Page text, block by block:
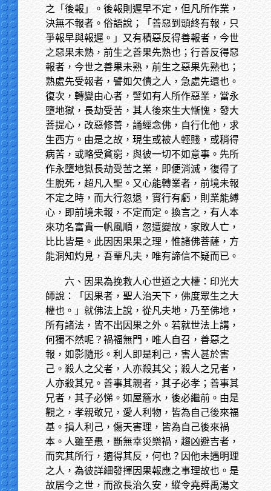
之「後報」。後報則遲早不定，但凡所作業，
決無不報者。俗語說；「善惡到頭終有報，只
爭報早與報遲。」又有積惡反得善報者，今世
之惡果未熟，前生之善果先熟也；行善反得惡
報者，今世之善果未熟，前生之惡果先熟也；
熟處先受報者，譬如欠債之人，急處先還也。
復次，轉變由心者，譬如有人所作惡業，當永
墮地獄，長劫受苦，其人後來生大慚愧，發大
菩提心，改惡修善，誦經念佛，自行化他，求
生西方。由是之故，現生或被人輕賤，或稍得
病苦，或略受貧窮，與彼一切不如意事。先所
作永墮地獄長劫受苦之業，即便消滅，復得了
生脫死，超凡入聖。又心能轉業者，前境未報
不定之時，而大行忽退，實行有虧，則業能縛
心，即前境未報，不定而定。換言之，有人本
來功名富貴一帆風順，忽遭變故，家敗人亡，
比比皆是。此因因果果之理，惟諸佛菩薩，方
能洞知灼見，吾輩凡夫，唯有諦信不疑而已。
六、因果為挽救人心世道之大權：印光大
師說：「因果者，聖人治天下，佛度眾生之大
權也。」就佛法上說，從凡夫地，乃至佛地，
所有諸法，皆不出因果之外。若就世法上講，
何獨不然呢？禍福無門，唯人自召，善惡之
報，如影隨形。利人即是利己，害人甚於害
己。殺人之父者，人亦殺其父；殺人之兄者，
人亦殺其兄。善事其親者，其子必孝；善事其
兄者，其子必悌。如屋簷水，後必繼前。由是
觀之，孝親敬兄，愛人利物，皆為自己後來福
基。損人利己，傷天害理，皆為自己後來禍
本。人雖至愚，斷無幸災樂禍，趨凶避吉者，
而究其所行，適得其反，何也？因他未遇明理
之人，為彼詳細發揮因果報應之事理故也。是
故居今之世，而欲長治久安，縱令堯舜禹湯文